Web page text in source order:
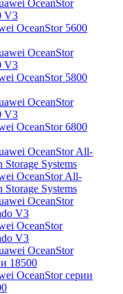
OceanStor 5600
OceanStor 5800
OceanStor 6800
OceanStor All-
Storage Systems
OceanStor
V3
OceanStor серии